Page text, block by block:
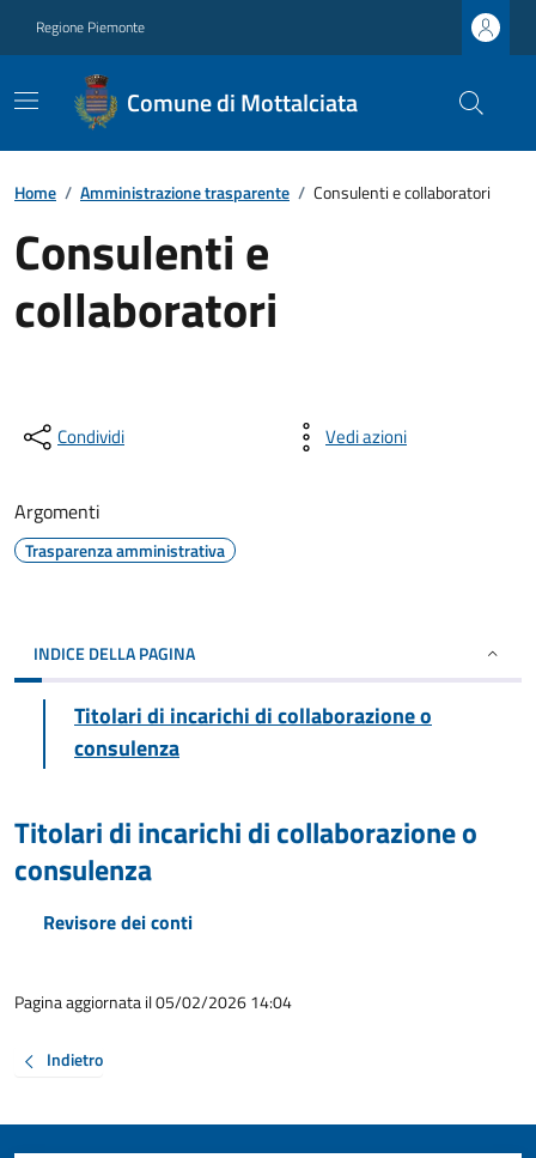
Regione Piemonte
Comune di Mottalciata
Home / Amministrazione trasparente / Consulenti e collaboratori
Consulenti e
collaboratori
Condividi Vedi azioni
Argomenti
Trasparenza amministrativa
INDICE DELLA PAGINA
Titolari di incarichi di collaborazione o
consulenza
Titolari di incarichi di collaborazione o
consulenza
Revisore dei conti
Pagina aggiornata il 05/02/2026 14:04
Indietro